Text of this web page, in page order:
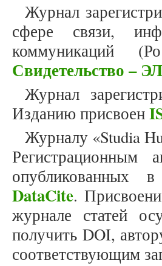
Журнал
сфере связи,
коммуникаций
Свидетельство –
Журнал
Изданию присвоен
Журналу «Studia
Регистрационным
опубликованных
DataCite.
журнале статей
получить DOI,
соответствующим